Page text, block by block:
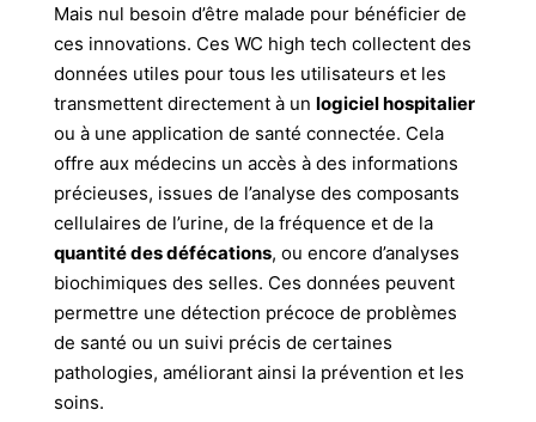
Mais nul besoin d’être malade pour bénéficier de
ces innovations. Ces WC high tech collectent des
données utiles pour tous les utilisateurs et les
transmettent directement à un logiciel hospitalier
ou à une application de santé connectée. Cela
offre aux médecins un accès à des informations
précieuses, issues de l’analyse des composants
cellulaires de l’urine, de la fréquence et de la
quantité des défécations, ou encore d’analyses
biochimiques des selles. Ces données peuvent
permettre une détection précoce de problèmes
de santé ou un suivi précis de certaines
pathologies, améliorant ainsi la prévention et les
soins.